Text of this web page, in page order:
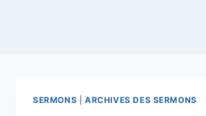
SERMONS ARCHIVES DES SERMONS